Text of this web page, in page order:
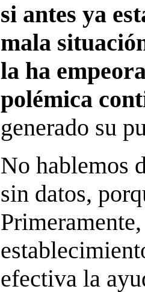
si antes ya
mala
la ha
polémica
generado su
No hablemos
sin datos,
efectiva la